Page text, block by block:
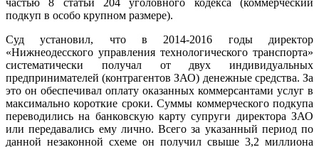
частью 8 статьи 204 уголовного кодекса (коммерческий
подкуп в особо крупном размере).
Суд установил, что в 2014-2016 годы директор
«Нижнеодесского управления технологического транспорта»
систематически получал от двух индивидуальных
предпринимателей (контрагентов ЗАО) денежные средства. За
это он обеспечивал оплату оказанных коммерсантами услуг в
максимально короткие сроки. Суммы коммерческого подкупа
переводились на банковскую карту супруги директора ЗАО
или передавались ему лично. Всего за указанный период по
данной незаконной схеме он получил свыше 3,2 миллиона